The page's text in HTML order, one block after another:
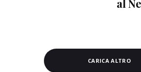
al
CARICA ALTRO